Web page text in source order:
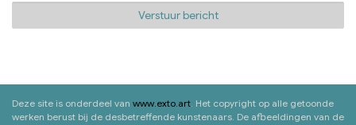
Deze site is onderdeel van www.exto.art. Het copyright op alle getoonde
werken berust bij de desbetreffende kunstenaars. De afbeeldingen van de